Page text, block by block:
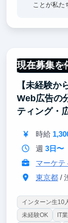
ことが私た
現在募集を
一部リモート可
【未経験か
Web広告の
ティング・
時給
週 3日〜
マーケテ
東京都/
インターン生10
未経験OK
IT